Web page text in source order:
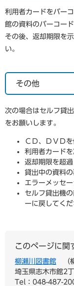
利用者カードをバー
館の資料のバーコー
その後、返却期限を
い。
その他
次の場合はセルフ貸
をお願いします。
ＣＤ、ＤＶＤ
利用者カード
返却期限を超
貸出中の資料
エラーメッセ
セルフ貸出機
ーに戻してくだ
このページに関
柳瀬川図書館
埼玉県志木市館2
Tel：048-487-